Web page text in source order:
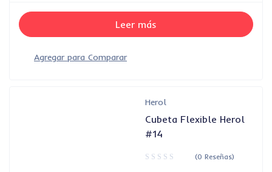
Leer más
Herol
Cubeta Flexible Herol
#14
(0 Reseñas)